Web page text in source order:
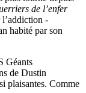
de l’enfer
-
habité par son
Géants
de Dustin
plaisantes. Comme